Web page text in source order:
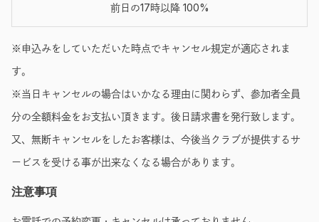
前日の17時以降 100%
※申込みをしていただいた時点でキャンセル規定が適応されま
す。
※当日キャンセルの場合はいかなる理由に関わらず、参加者全員
分の全額料金をお支払い頂きます。後日請求書を発行致します。
又、無断キャンセルをしたお客様は、今後当クラブが提供するサ
ービスを受ける事が出来なくなる場合があります。
注意事項